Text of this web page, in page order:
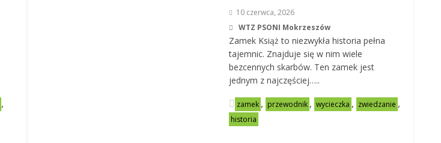
,
10 czerwca, 2026
WTZ PSONI Mokrzeszów
Zamek Książ to niezwykła historia pełna
tajemnic. Znajduje się w nim wiele
bezcennych skarbów. Ten zamek jest
jednym z najczęściej…..
zamek , przewodnik , wycieczka , zwiedzanie ,
historia